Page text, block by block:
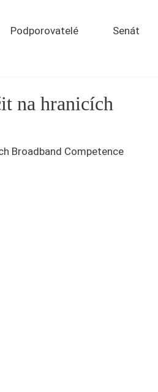
Podporovatelé Senát
na hranicích
Broadband Competence